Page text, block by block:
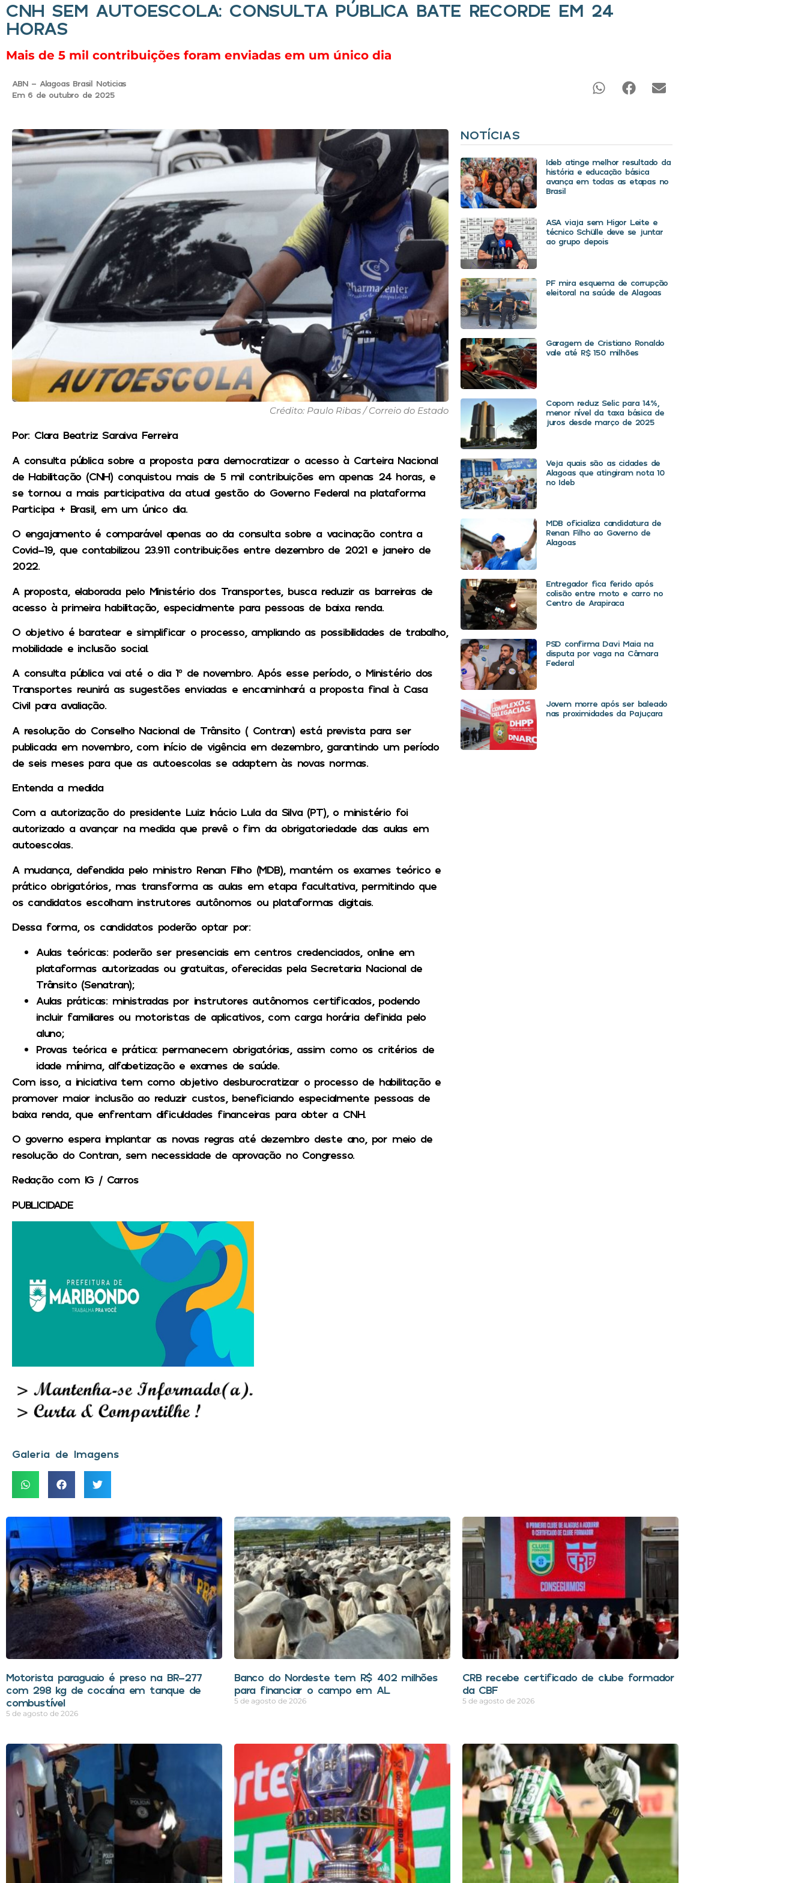
CNH SEM AUTOESCOLA: CONSULTA PÚBLICA BATE RECORDE EM 24
HORAS
Mais de 5 mil contribuições foram enviadas em um único dia
ABN - Alagoas Brasil Noticias
Em 6 de outubro de 2025
Crédito: Paulo Ribas / Correio do Estado
Por: Clara Beatriz Saraiva Ferreira
A consulta pública sobre a proposta para democratizar o acesso à Carteira Nacional
de Habilitação (CNH) conquistou mais de 5 mil contribuições em apenas 24 horas, e
se tornou a mais participativa da atual gestão do Governo Federal na plataforma
Participa + Brasil, em um único dia.
O engajamento é comparável apenas ao da consulta sobre a vacinação contra a
Covid-19, que contabilizou 23.911 contribuições entre dezembro de 2021 e janeiro de
2022.
A proposta, elaborada pelo Ministério dos Transportes, busca reduzir as barreiras de
acesso à primeira habilitação, especialmente para pessoas de baixa renda.
O objetivo é baratear e simplificar o processo, ampliando as possibilidades de trabalho,
mobilidade e inclusão social.
A consulta pública vai até o dia 1º de novembro. Após esse período, o Ministério dos
Transportes reunirá as sugestões enviadas e encaminhará a proposta final à Casa
Civil para avaliação.
A resolução do Conselho Nacional de Trânsito ( Contran) está prevista para ser
publicada em novembro, com início de vigência em dezembro, garantindo um período
de seis meses para que as autoescolas se adaptem às novas normas.
Entenda a medida
Com a autorização do presidente Luiz Inácio Lula da Silva (PT), o ministério foi
autorizado a avançar na medida que prevê o fim da obrigatoriedade das aulas em
autoescolas.
A mudança, defendida pelo ministro Renan Filho (MDB), mantém os exames teórico e
prático obrigatórios, mas transforma as aulas em etapa facultativa, permitindo que
os candidatos escolham instrutores autônomos ou plataformas digitais.
Dessa forma, os candidatos poderão optar por:
Aulas teóricas: poderão ser presenciais em centros credenciados, online em
plataformas autorizadas ou gratuitas, oferecidas pela Secretaria Nacional de
Trânsito (Senatran);
Aulas práticas: ministradas por instrutores autônomos certificados, podendo
incluir familiares ou motoristas de aplicativos, com carga horária definida pelo
aluno;
Provas teórica e prática: permanecem obrigatórias, assim como os critérios de
idade mínima, alfabetização e exames de saúde.
Com isso, a iniciativa tem como objetivo desburocratizar o processo de habilitação e
promover maior inclusão ao reduzir custos, beneficiando especialmente pessoas de
baixa renda, que enfrentam dificuldades financeiras para obter a CNH.
O governo espera implantar as novas regras até dezembro deste ano, por meio de
resolução do Contran, sem necessidade de aprovação no Congresso.
Redação com IG / Carros
PUBLICIDADE
Galeria de Imagens
NOTÍCIAS
Ideb atinge melhor resultado da
história e educação básica
avança em todas as etapas no
Brasil
ASA viaja sem Higor Leite e
técnico Schülle deve se juntar
ao grupo depois
PF mira esquema de corrupção
eleitoral na saúde de Alagoas
Garagem de Cristiano Ronaldo
vale até R$ 150 milhões
Copom reduz Selic para 14%,
menor nível da taxa básica de
juros desde março de 2025
Veja quais são as cidades de
Alagoas que atingiram nota 10
no Ideb
MDB oficializa candidatura de
Renan Filho ao Governo de
Alagoas
Entregador fica ferido após
colisão entre moto e carro no
Centro de Arapiraca
PSD confirma Davi Maia na
disputa por vaga na Câmara
Federal
Jovem morre após ser baleado
nas proximidades da Pajuçara
Motorista paraguaio é preso na BR-277
com 298 kg de cocaína em tanque de
combustível
5 de agosto de 2026
Banco do Nordeste tem R$ 402 milhões
para financiar o campo em AL
5 de agosto de 2026
CRB recebe certificado de clube formador
da CBF
5 de agosto de 2026